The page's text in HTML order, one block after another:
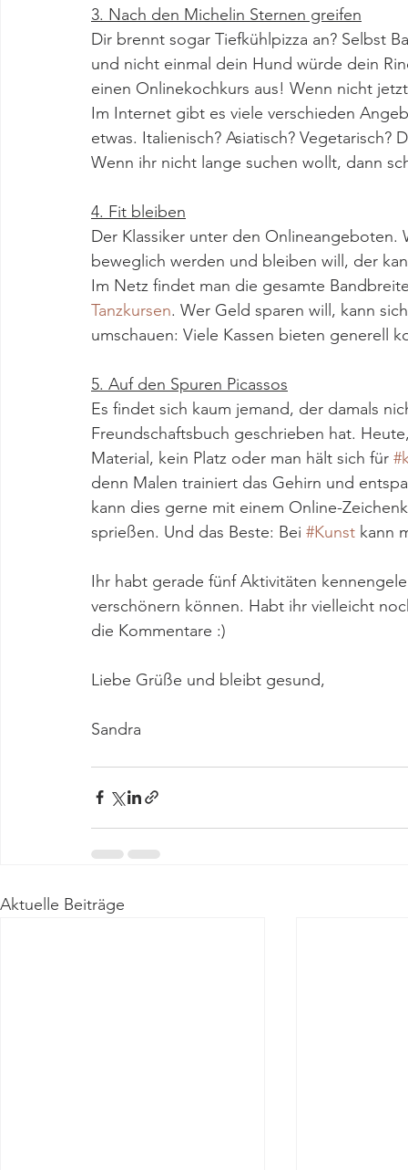
3. Nach den Michelin Sternen greifen
Dir brennt sogar Tiefkühlpizza an? Selbst
und nicht einmal dein Hund würde dein
einen Onlinekochkurs aus! Wenn nicht
Im Internet gibt es viele verschieden
etwas. Italienisch? Asiatisch?
Wenn ihr nicht lange suchen wollt, dann
4. Fit bleiben
Der Klassiker unter den
beweglich werden und bleiben will, der
Im Netz findet man die gesamte
Tanzkursen. Wer Geld sparen will, kann
umschauen: Viele Kassen bieten generell
5. Auf den Spuren Picassos
Es findet sich kaum jemand, der damals
Freundschaftsbuch geschrieben hat.
Material, kein Platz oder man hält sich für
denn Malen trainiert das Gehirn und
kann dies gerne mit einem Online-
sprießen. Und das Beste: Bei #Kunst kann
Ihr habt gerade fünf Aktivitäten
verschönern können. Habt ihr vielleicht
die Kommentare :)
Liebe Grüße und bleibt gesund,
Sandra
Aktuelle Beiträge